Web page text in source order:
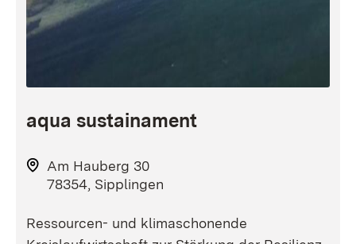
aqua sustainament
Am Hauberg 30
78354, Sipplingen
Ressourcen- und klimaschonende